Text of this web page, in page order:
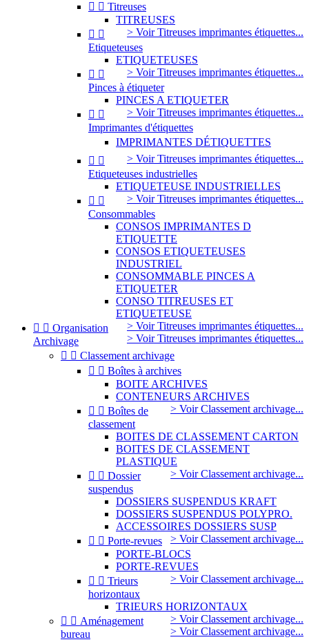
  Titreuses
TITREUSES
> Voir Titreuses imprimantes étiquettes...
 
Etiqueteuses
ETIQUETEUSES
> Voir Titreuses imprimantes étiquettes...
 
Pinces à étiqueter
PINCES A ETIQUETER
> Voir Titreuses imprimantes étiquettes...
 
Imprimantes d'étiquettes
IMPRIMANTES DÉTIQUETTES
> Voir Titreuses imprimantes étiquettes...
 
Etiqueteuses industrielles
ETIQUETEUSE INDUSTRIELLES
> Voir Titreuses imprimantes étiquettes...
 
Consommables
CONSOS IMPRIMANTES D
ETIQUETTE
CONSOS ETIQUETEUSES
INDUSTRIEL
CONSOMMABLE PINCES A
ETIQUETER
CONSO TITREUSES ET
ETIQUETEUSE
> Voir Titreuses imprimantes étiquettes...
> Voir Titreuses imprimantes étiquettes...
  Organisation
Archivage
  Classement archivage
  Boîtes à archives
BOITE ARCHIVES
CONTENEURS ARCHIVES
> Voir Classement archivage...
  Boîtes de
classement
BOITES DE CLASSEMENT CARTON
BOITES DE CLASSEMENT
PLASTIQUE
> Voir Classement archivage...
  Dossier
suspendus
DOSSIERS SUSPENDUS KRAFT
DOSSIERS SUSPENDUS POLYPRO.
ACCESSOIRES DOSSIERS SUSP
> Voir Classement archivage...
  Porte-revues
PORTE-BLOCS
PORTE-REVUES
> Voir Classement archivage...
  Trieurs
horizontaux
TRIEURS HORIZONTAUX
> Voir Classement archivage...
> Voir Classement archivage...
  Aménagement
bureau